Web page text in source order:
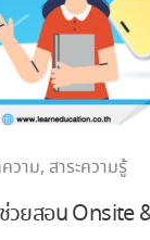
วาม, สาระความรู้
ช่วยสอน